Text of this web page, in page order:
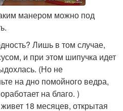
манером можно под
Лишь в том случае,
и при этом шипучка идет
(Но не
на дно помойного ведра,
на благо. )
18 месяцев, открытая